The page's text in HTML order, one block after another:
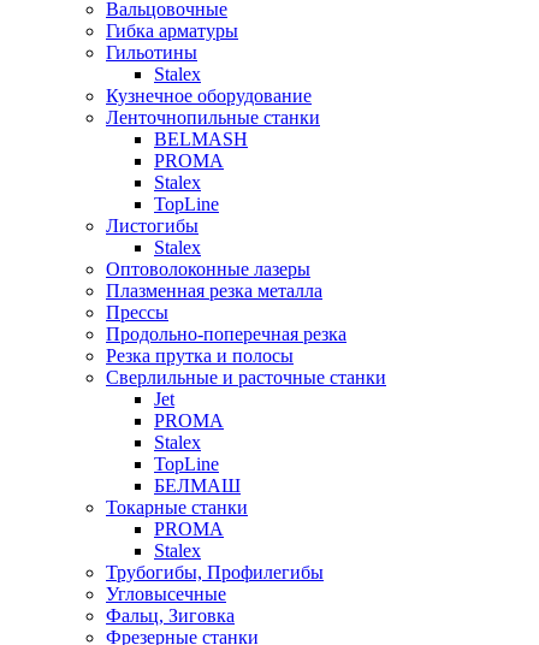
Вальцовочные
Гибка арматуры
Гильотины
Stalex
Кузнечное оборудование
Ленточнопильные станки
BELMASH
PROMA
Stalex
TopLine
Листогибы
Stalex
Оптоволоконные лазеры
Плазменная резка металла
Прессы
Продольно-поперечная резка
Резка прутка и полосы
Сверлильные и расточные станки
Jet
PROMA
Stalex
TopLine
БЕЛМАШ
Токарные станки
PROMA
Stalex
Трубогибы, Профилегибы
Угловысечные
Фальц, Зиговка
Фрезерные станки